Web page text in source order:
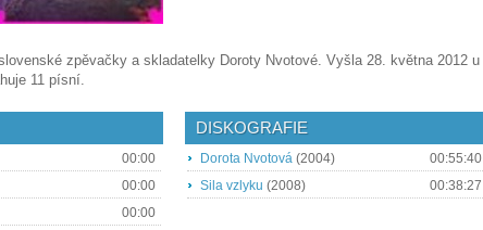
zpěvačky a skladatelky Doroty Nvotové. Vyšla 28. května 2012 u
11 písní.
00:00
00:00
00:00
DISKOGRAFIE
Dorota Nvotová (2004)
00:55:40
Sila vzlyku (2008) 00:38:27